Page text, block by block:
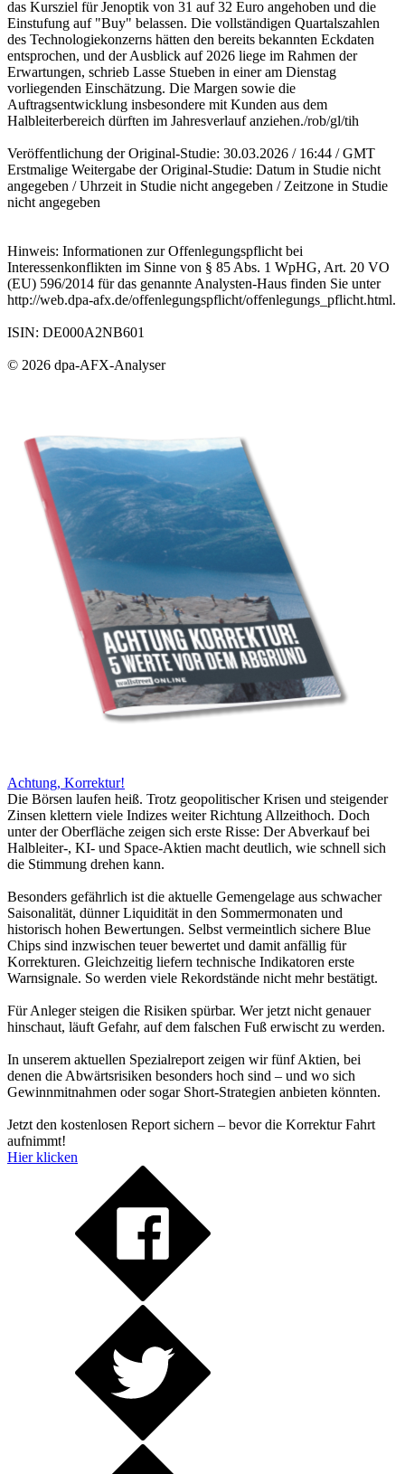
das Kursziel für Jenoptik von 31 auf 32 Euro angehoben und die
Einstufung auf "Buy" belassen. Die vollständigen Quartalszahlen
des Technologiekonzerns hätten den bereits bekannten Eckdaten
entsprochen, und der Ausblick auf 2026 liege im Rahmen der
Erwartungen, schrieb Lasse Stueben in einer am Dienstag
vorliegenden Einschätzung. Die Margen sowie die
Auftragsentwicklung insbesondere mit Kunden aus dem
Halbleiterbereich dürften im Jahresverlauf anziehen./rob/gl/tih
Veröffentlichung der Original-Studie: 30.03.2026 / 16:44 / GMT
Erstmalige Weitergabe der Original-Studie: Datum in Studie nicht
angegeben / Uhrzeit in Studie nicht angegeben / Zeitzone in Studie
nicht angegeben
Hinweis: Informationen zur Offenlegungspflicht bei
Interessenkonflikten im Sinne von § 85 Abs. 1 WpHG, Art. 20 VO
(EU) 596/2014 für das genannte Analysten-Haus finden Sie unter
http://web.dpa-afx.de/offenlegungspflicht/offenlegungs_pflicht.html.
ISIN: DE000A2NB601
© 2026 dpa-AFX-Analyser
Achtung, Korrektur!
Die Börsen laufen heiß. Trotz geopolitischer Krisen und steigender
Zinsen klettern viele Indizes weiter Richtung Allzeithoch. Doch
unter der Oberfläche zeigen sich erste Risse: Der Abverkauf bei
Halbleiter-, KI- und Space-Aktien macht deutlich, wie schnell sich
die Stimmung drehen kann.
Besonders gefährlich ist die aktuelle Gemengelage aus schwacher
Saisonalität, dünner Liquidität in den Sommermonaten und
historisch hohen Bewertungen. Selbst vermeintlich sichere Blue
Chips sind inzwischen teuer bewertet und damit anfällig für
Korrekturen. Gleichzeitig liefern technische Indikatoren erste
Warnsignale. So werden viele Rekordstände nicht mehr bestätigt.
Für Anleger steigen die Risiken spürbar. Wer jetzt nicht genauer
hinschaut, läuft Gefahr, auf dem falschen Fuß erwischt zu werden.
In unserem aktuellen Spezialreport zeigen wir fünf Aktien, bei
denen die Abwärtsrisiken besonders hoch sind – und wo sich
Gewinnmitnahmen oder sogar Short-Strategien anbieten könnten.
Jetzt den kostenlosen Report sichern – bevor die Korrektur Fahrt
aufnimmt!
Hier klicken